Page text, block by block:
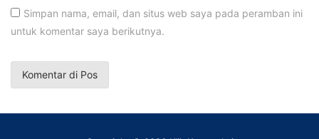
Simpan nama, email, dan situs web saya pada peramban ini
untuk komentar saya berikutnya.